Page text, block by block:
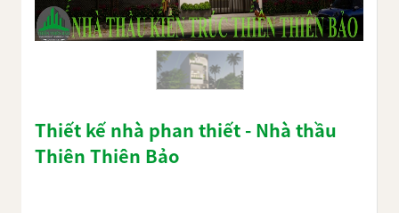
Thiết kế nhà phan thiết - Nhà thầu
Thiên Thiên Bảo